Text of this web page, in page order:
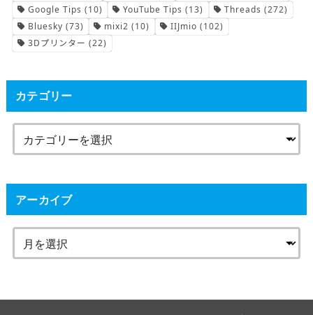
Google Tips (10) YouTube Tips (13) Threads (272)
Bluesky (73) mixi2 (10) IIJmio (102)
3Dプリンター (22)
カテゴリー
アーカイブ